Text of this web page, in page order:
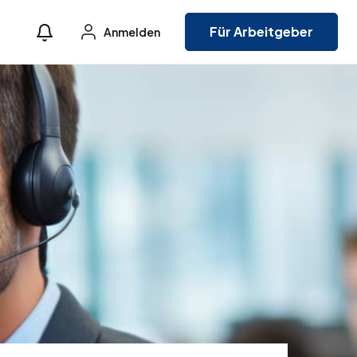
Anmelden Für Arbeitgeber